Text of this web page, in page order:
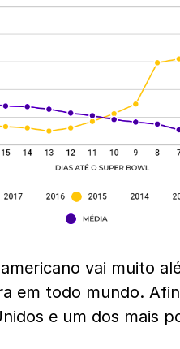
vai muito
em todo mundo.
e um dos mais